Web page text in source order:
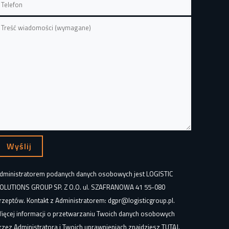
podanych danych osobowych jest LOGISTIC
GROUP SP. Z O.O. ul. SZAFRANOWA 41 55-080
Kontakt z Administratorem: dgpr@logisticgroup.pl.
informacji o przetwarzaniu Twoich danych osobowych
Administratora i Twoich uprawnieniach znajdzieszTUTAJ.